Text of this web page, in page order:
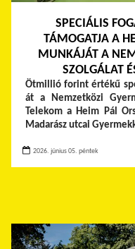
SPECIÁLIS
TÁMOGATJA A
MUNKÁJÁT A
SZOLGÁLAT
Ötmillió forint értékű
át a Nemzetközi
Telekom a Heim Pál
Madarász utcai
2026. június 05. péntek